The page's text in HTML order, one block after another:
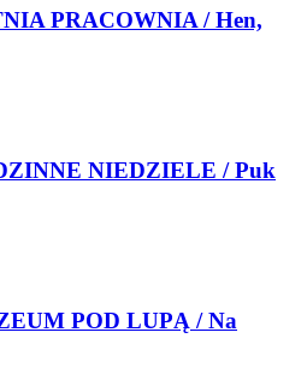
PRACOWNIA / Hen,
NIEDZIELE / Puk
POD LUPĄ / Na